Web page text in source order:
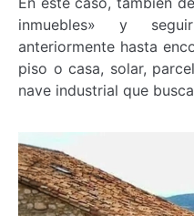
inmuebles» y
anteriormente hasta
piso o casa, solar,
nave industrial que